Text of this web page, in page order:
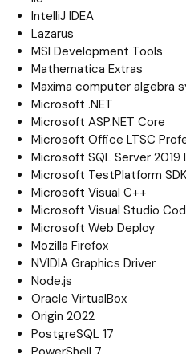
IntelliJ IDEA
Lazarus
MSI Development Tools
Mathematica Extras
Maxima computer algebra
Microsoft .NET
Microsoft ASP.NET Core
Microsoft Office LTSC
Microsoft SQL Server 2019
Microsoft TestPlatform
Microsoft Visual C++
Microsoft Visual Studio
Microsoft Web Deploy
Mozilla Firefox
NVIDIA Graphics Driver
Node.js
Oracle VirtualBox
Origin 2022
PostgreSQL 17